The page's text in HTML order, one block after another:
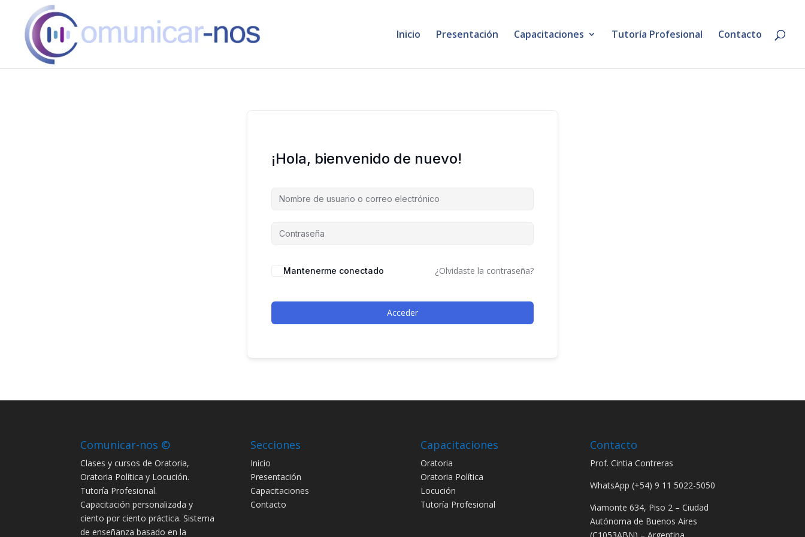
Inicio Presentación Capacitaciones Tutoría Profesional Contacto
¡Hola, bienvenido de nuevo!
Mantenerme conectado ¿Olvidaste la contraseña?
Acceder
Comunicar-nos ©
Clases y cursos de Oratoria,
Oratoria Política y Locución.
Tutoría Profesional.
Capacitación personalizada y
ciento por ciento práctica. Sistema
de enseñanza basado en la
Secciones
Inicio
Presentación
Capacitaciones
Contacto
Capacitaciones
Oratoria
Oratoria Política
Locución
Tutoría Profesional
Contacto
Prof. Cintia Contreras
WhatsApp (+54) 9 11 5022-5050
Viamonte 634, Piso 2 – Ciudad
Autónoma de Buenos Aires
(C1053ABN) – Argentina.